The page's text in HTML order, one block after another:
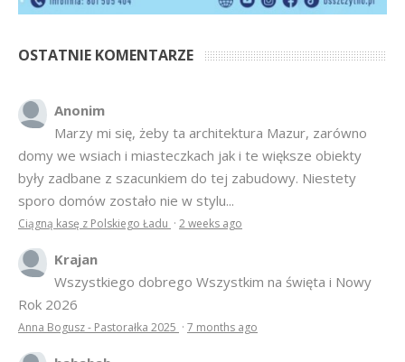
OSTATNIE KOMENTARZE
Anonim
Marzy mi się, żeby ta architektura Mazur, zarówno
domy we wsiach i miasteczkach jak i te większe obiekty
były zadbane z szacunkiem do tej zabudowy. Niestety
sporo domów zostało nie w stylu...
Ciągną kasę z Polskiego Ładu · 2 weeks ago
Krajan
Wszystkiego dobrego Wszystkim na święta i Nowy
Rok 2026
Anna Bogusz - Pastorałka 2025 · 7 months ago